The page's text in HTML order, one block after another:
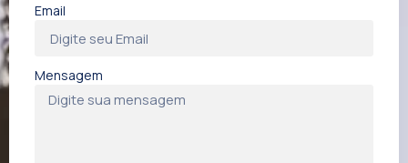
Email
Mensagem